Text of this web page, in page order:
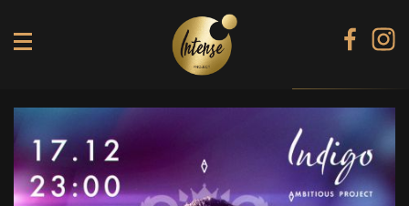
SHINE КАРАОКЕ БАР
BLACK DIAMOND КАРАОКЕ